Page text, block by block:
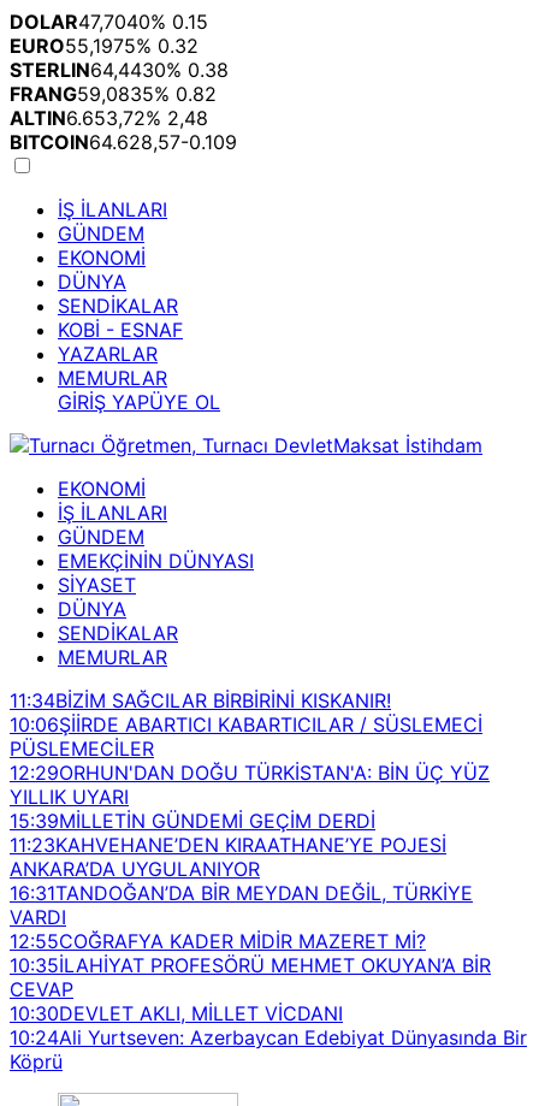
DOLAR47,7040% 0.15
EURO55,1975% 0.32
STERLIN64,4430% 0.38
FRANG59,0835% 0.82
ALTIN6.653,72% 2,48
BITCOIN64.628,57-0.109
İŞ İLANLARI
GÜNDEM
EKONOMİ
DÜNYA
SENDİKALAR
KOBİ - ESNAF
YAZARLAR
MEMURLAR
GİRİŞ YAPÜYE OL
EKONOMİ
İŞ İLANLARI
GÜNDEM
EMEKÇİNİN DÜNYASI
SİYASET
DÜNYA
SENDİKALAR
MEMURLAR
11:34BİZİM SAĞCILAR BİRBİRİNİ KISKANIR!
10:06ŞİİRDE ABARTICI KABARTICILAR / SÜSLEMECİ
PÜSLEMECİLER
12:29ORHUN'DAN DOĞU TÜRKİSTAN'A: BİN ÜÇ YÜZ
YILLIK UYARI
15:39MİLLETİN GÜNDEMİ GEÇİM DERDİ
11:23KAHVEHANE’DEN KIRAATHANE’YE POJESİ
ANKARA’DA UYGULANIYOR
16:31TANDOĞAN’DA BİR MEYDAN DEĞİL, TÜRKİYE
VARDI
12:55COĞRAFYA KADER MİDİR MAZERET Mİ?
10:35İLAHİYAT PROFESÖRÜ MEHMET OKUYAN’A BİR
CEVAP
10:30DEVLET AKLI, MİLLET VİCDANI
10:24Ali Yurtseven: Azerbaycan Edebiyat Dünyasında Bir
Köprü